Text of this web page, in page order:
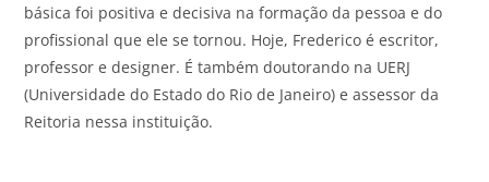
básica foi positiva e decisiva na formação da pessoa e do
profissional que ele se tornou. Hoje, Frederico é escritor,
professor e designer. É também doutorando na UERJ
(Universidade do Estado do Rio de Janeiro) e assessor da
Reitoria nessa instituição.